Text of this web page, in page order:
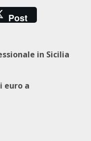
Post
in Sicilia
euro a